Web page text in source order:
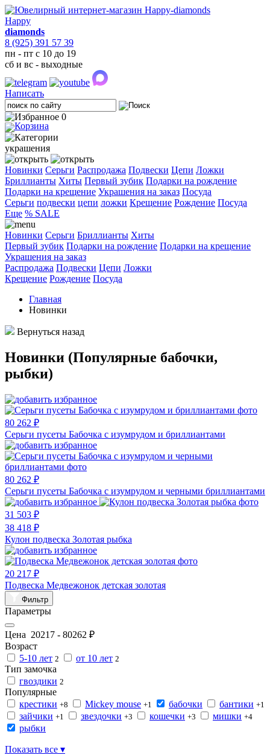
Happy
diamonds
8 (925) 391 57 39
пн - пт с 10 до 19
сб и вс - выходные
Написать
0
украшения
Новинки Серьги Распродажа Подвески Цепи Ложки
Бриллианты Хиты Первый зубик Подарки на рождение
Подарки на крещение Украшения на заказ Посуда
Cерьги подвески цепи ложки Крещение Рождение Посуда
Еще % SALE
Новинки Серьги Бриллианты Хиты
Первый зубик Подарки на рождение Подарки на крещение
Украшения на заказ
Распродажа Подвески Цепи Ложки
Крещение Рождение Посуда
Главная
Новинки
Вернуться назад
Новинки (Популярные бабочки,
рыбки)
80 262 ₽
Серьги пусеты Бабочка с изумрудом и бриллиантами
80 262 ₽
Серьги пусеты Бабочка с изумрудом и черными бриллиантами
31 503 ₽
38 418 ₽
Кулон подвеска Золотая рыбка
20 217 ₽
Подвеска Медвежонок детская золотая
Фильтр
Параметры
Цена 20217 - 80262 ₽
Возраст
5-10 лет 2 от 10 лет 2
Тип замочка
гвоздики 2
Популярные
крестики +8 Mickey mouse +1 бабочки бантики +1
зайчики +1 звездочки +3 кошечки +3 мишки +4
рыбки
Показать все ▾